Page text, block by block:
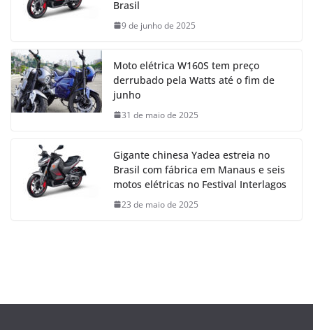
Brasil
9 de junho de 2025
Moto elétrica W160S tem preço
derrubado pela Watts até o fim de
junho
31 de maio de 2025
Gigante chinesa Yadea estreia no
Brasil com fábrica em Manaus e seis
motos elétricas no Festival Interlagos
23 de maio de 2025